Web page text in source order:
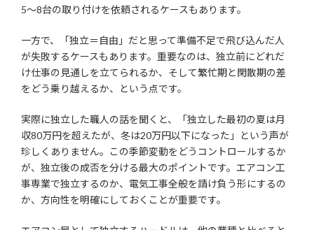
5〜8台の取り付けを依頼されるケースもあります。
一方で、「独立＝自由」だと思って準備不足で飛び込んだ人
が失敗するケースもあります。重要なのは、独立前にどれだ
け仕事の見通しを立てられるか、そして繁忙期と閑散期の差
をどう乗り越えるか、という点です。
実際に独立した職人の話を聞くと、「独立した最初の夏は月
収80万円を超えたが、冬は20万円以下になった」という声が
珍しくありません。この季節変動をどうコントロールするか
が、独立後の成否を分ける最大のポイントです。エアコン工
事専業で独立するのか、電気工事全般を請け負う形にするの
か、方向性を明確にしておくことが重要です。